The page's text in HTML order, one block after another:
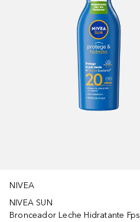
NIVEA
NIVEA SUN
Bronceador Leche Hidratante